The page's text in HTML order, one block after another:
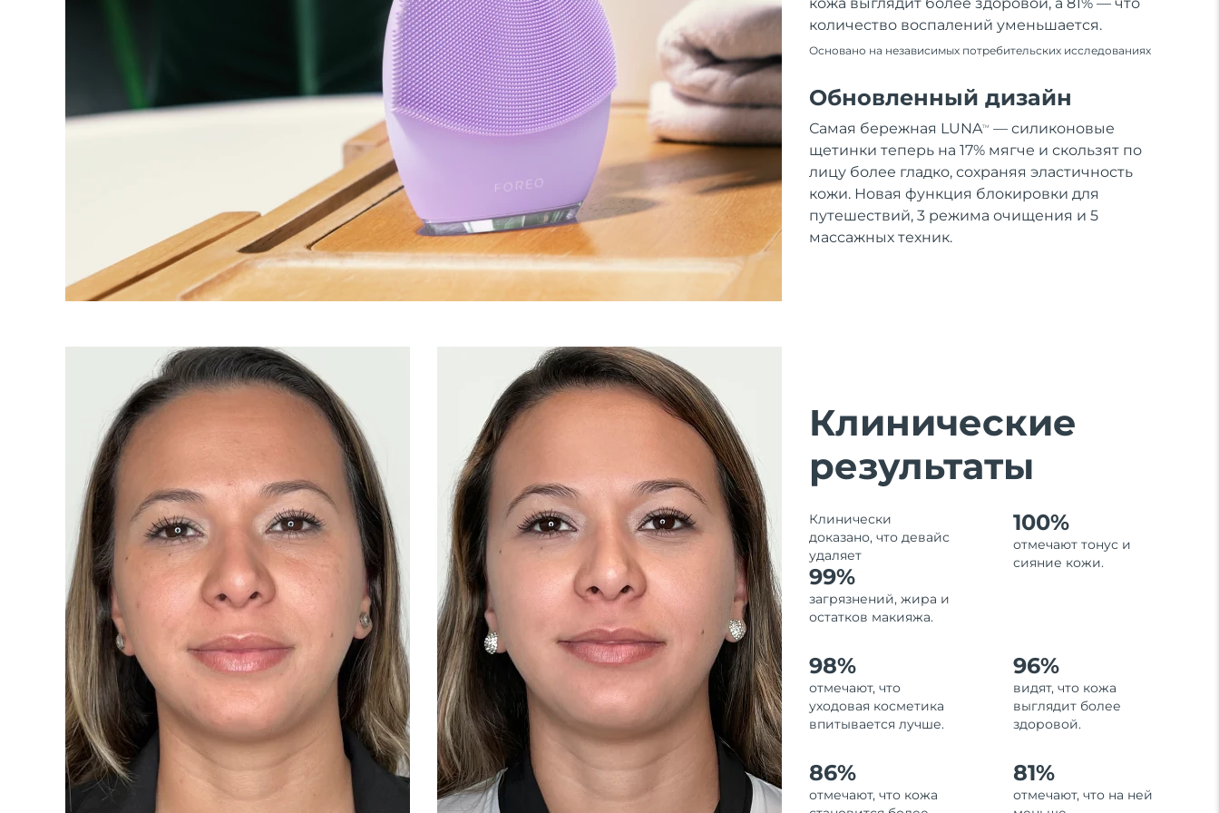
кожа выглядит более здоровой, а 81% — что
количество воспалений уменьшается.
Основано на независимых потребительских исследованиях
Обновленный дизайн
Самая бережная LUNATM
— силиконовые
щетинки теперь на 17% мягче и скользят по
лицу более гладко, сохраняя эластичность
кожи. Новая функция блокировки для
путешествий, 3 режима очищения и 5
массажных техник.
Клинические
результаты
Клинически
доказано, что девайс
удаляет
99%
загрязнений, жира и
остатков макияжа.
100%
отмечают тонус и
сияние кожи.
98%
отмечают, что
уходовая косметика
впитывается лучше.
96%
видят, что кожа
выглядит более
здоровой.
86%
отмечают, что кожа
81%
отмечают, что на ней